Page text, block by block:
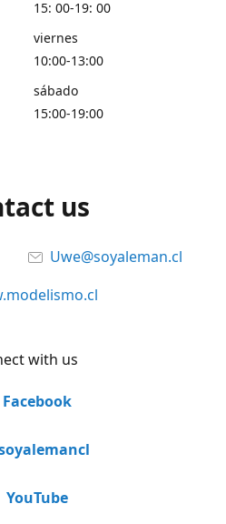
15: 00-19: 00
viernes
10:00-13:00
sábado
15:00-19:00
us
Uwe@soyaleman.cl
with us
Facebook
YouTube